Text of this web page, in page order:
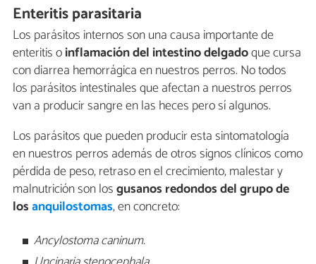
Enteritis parasitaria
Los parásitos internos son una causa importante de
enteritis oinflamación del intestino delgadoque cursa
con diarrea hemorrágica en nuestros perros. No todos
los parásitos intestinales que afectan a nuestros perros
van a producir sangre en las heces pero sí algunos.
Los parásitos que pueden producir esta sintomatología
en nuestros perros además de otros signos clínicos como
pérdida de peso, retraso en el crecimiento, malestar y
malnutrición son losgusanos redondos del grupo de
losanquilostomas, en concreto:
Ancylostoma caninum.